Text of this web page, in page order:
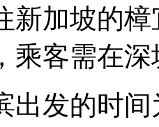
新加坡的
乘客需在
出发的时